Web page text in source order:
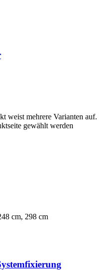
weist mehrere Varianten auf.
gewählt werden
cm, 298 cm